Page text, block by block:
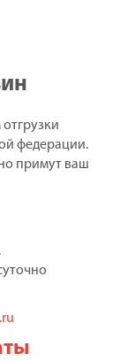
федерации.
примут ваш